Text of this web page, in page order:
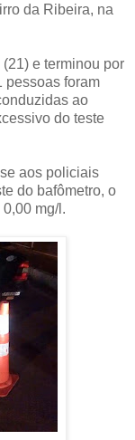
da Ribeira, na
e terminou por
pessoas foram
ao
do teste
aos policiais
do bafômetro, o
mg/l.